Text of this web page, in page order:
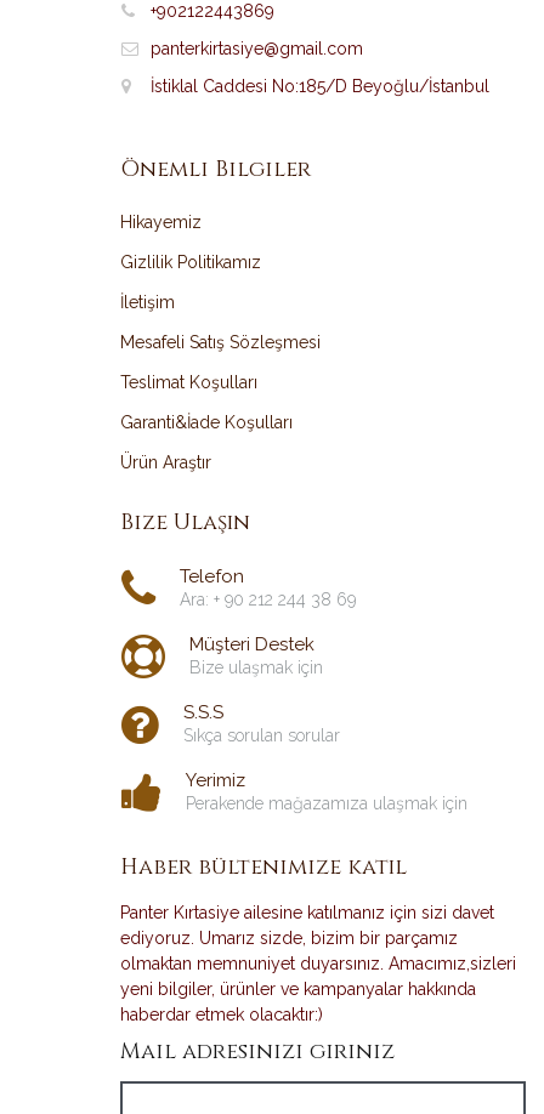
+902122443869
panterkirtasiye@gmail.com
İstiklal Caddesi No:185/D Beyoğlu/İstanbul
Önemli Bilgiler
Hikayemiz
Gizlilik Politikamız
İletişim
Mesafeli Satış Sözleşmesi
Teslimat Koşulları
Garanti&İade Koşulları
Ürün Araştır
Bize Ulaşın
Telefon
Ara: + 90 212 244 38 69
Müşteri Destek
Bize ulaşmak için
S.S.S
Sıkça sorulan sorular
Yerimiz
Perakende mağazamıza ulaşmak için
Haber bültenimize katıl
Panter Kırtasiye ailesine katılmanız için sizi davet
ediyoruz. Umarız sizde, bizim bir parçamız
olmaktan memnuniyet duyarsınız. Amacımız,sizleri
yeni bilgiler, ürünler ve kampanyalar hakkında
haberdar etmek olacaktır:)
Mail adresinizi giriniz